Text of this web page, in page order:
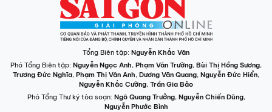
Tổng Biên tập: Nguyễn Khắc Văn
Phó Tổng Biên tập: Nguyễn Ngọc Anh, Phạm Văn Trường, Bùi Thị Hồng Sương,
Trương Đức Nghĩa, Phạm Thị Vân Anh, Dương Văn Quang, Nguyễn Đức Hiển,
Nguyễn Khắc Cường, Trần Gia Bảo
Phó Tổng Thư ký tòa soạn: Ngô Quang Trưởng, Nguyễn Chiến Dũng,
Nguyễn Phước Bình